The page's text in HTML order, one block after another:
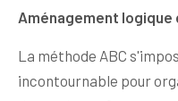
Aménagement
La méthode ABC
incontournable pour